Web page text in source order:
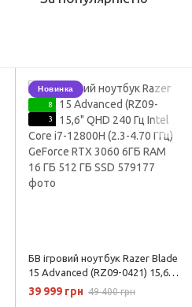
Новинка
8
3
БВ ігровий ноутбук Razer Blade
15 Advanced (RZ09-0421) 15,6"
QHD 240 Гц Intel Core i7-12800H
(2.3-4.70 ГГц) GeForce RTX 3060
39 999 грн 49 400 грн